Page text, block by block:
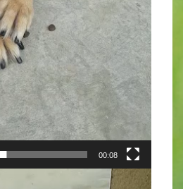
00:08